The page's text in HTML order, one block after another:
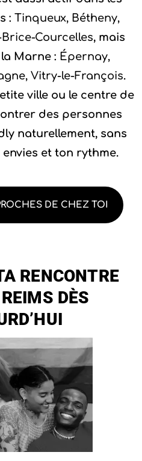
: Tinqueux, Bétheny,
Courcelles, mais
Marne : Épernay,
Vitry-le-François.
ville ou le centre de
des personnes
naturellement, sans
et ton rythme.
DE CHEZ TOI
RENCONTRE
DÈS